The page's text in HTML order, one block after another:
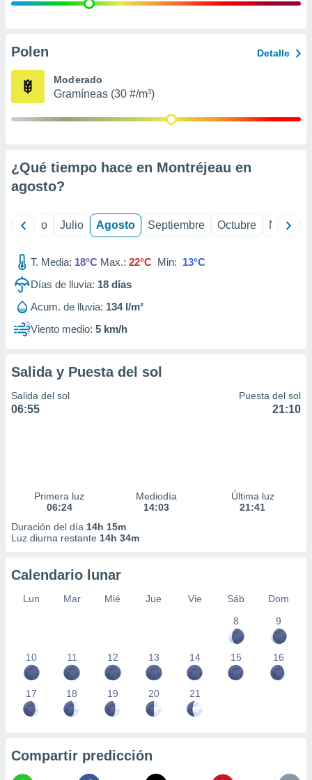
e
publicidad
Polen Detalle
Moderado
Gramíneas (30 #/m³)
¿Qué tiempo hace en Montréjeau en
agosto?
Junio Julio Agosto Septiembre Octubre
T. Media: 18°C Max.: 22°C Min: 13°C
Días de lluvia: 18 días
Acum. de lluvia: 134 l/m²
Viento medio: 5 km/h
Salida y Puesta del sol
Salida del sol
06:55
Puesta del sol
21:10
Primera luz
06:24
Mediodía
14:03
Última luz
21:41
Duración del día 14h 15m
Luz diurna restante 14h 34m
Calendario lunar
Lun Mar Mié Jue Vie Sáb
Dom
8
9
10 11 12 13 14 15 16
17 18 19 20 21
Compartir predicción